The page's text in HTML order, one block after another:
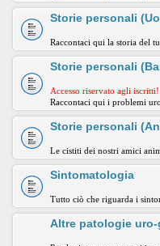
Storie personali
Raccontaci qui la storia del
Storie personali
Accesso riservato agli iscritti!
Raccontaci qui i problemi
Storie personali
Le cistiti dei nostri amici
Sintomatologia
Tutto ciò che riguarda i
Altre patologie